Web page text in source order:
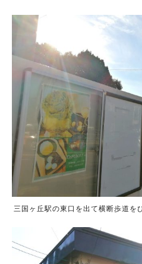
三国ヶ丘駅の東口を出て横断歩道を